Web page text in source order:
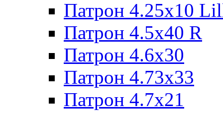
Патрон 4.25x10
Патрон 4.5x40 R
Патрон 4.6x30
Патрон 4.73x33
Патрон 4.7x21